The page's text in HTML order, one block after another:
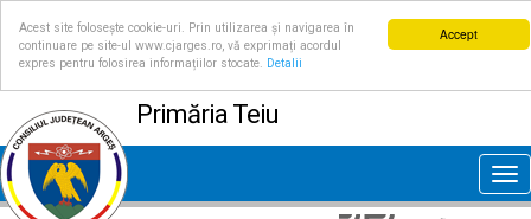
Accept
Acest site folosește cookie-uri. Prin utilizarea și navigarea în
continuare pe site-ul www.cjarges.ro, vă exprimați acordul
expres pentru folosirea informațiilor stocate.
Detalii
Primăria Teiu